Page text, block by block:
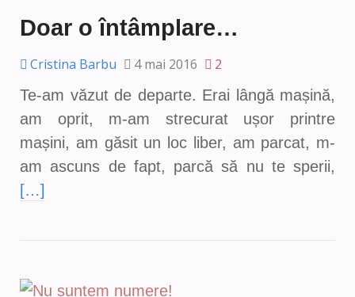
Doar o întâmplare…
Cristina Barbu 4 mai 2016
2
Te-am văzut de departe. Erai lângă mașină,
am oprit, m-am strecurat ușor printre
mașini, am găsit un loc liber, am parcat, m-
am ascuns de fapt, parcă să nu te sperii,
[…]